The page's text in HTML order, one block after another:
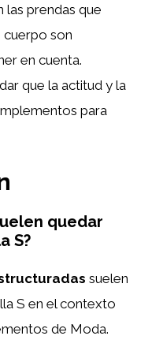
prendas que
cuerpo son
en cuenta.
que la actitud y la
para
quedar
S?
suelen
S en el contexto
de Moda.